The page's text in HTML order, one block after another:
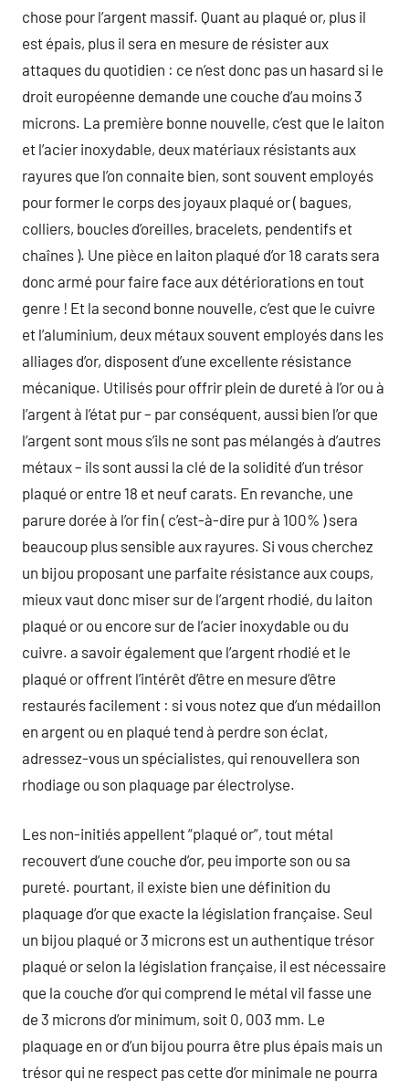
chose pour l’argent massif. Quant au plaqué or, plus il
est épais, plus il sera en mesure de résister aux
attaques du quotidien : ce n’est donc pas un hasard si le
droit européenne demande une couche d’au moins 3
microns. La première bonne nouvelle, c’est que le laiton
et l’acier inoxydable, deux matériaux résistants aux
rayures que l’on connaite bien, sont souvent employés
pour former le corps des joyaux plaqué or ( bagues,
colliers, boucles d’oreilles, bracelets, pendentifs et
chaînes ). Une pièce en laiton plaqué d’or 18 carats sera
donc armé pour faire face aux détériorations en tout
genre ! Et la second bonne nouvelle, c’est que le cuivre
et l’aluminium, deux métaux souvent employés dans les
alliages d’or, disposent d’une excellente résistance
mécanique. Utilisés pour offrir plein de dureté à l’or ou à
l’argent à l’état pur – par conséquent, aussi bien l’or que
l’argent sont mous s’ils ne sont pas mélangés à d’autres
métaux – ils sont aussi la clé de la solidité d’un trésor
plaqué or entre 18 et neuf carats. En revanche, une
parure dorée à l’or fin ( c’est-à-dire pur à 100% ) sera
beaucoup plus sensible aux rayures. Si vous cherchez
un bijou proposant une parfaite résistance aux coups,
mieux vaut donc miser sur de l’argent rhodié, du laiton
plaqué or ou encore sur de l’acier inoxydable ou du
cuivre. a savoir également que l’argent rhodié et le
plaqué or offrent l’intérêt d’être en mesure d’être
restaurés facilement : si vous notez que d’un médaillon
en argent ou en plaqué tend à perdre son éclat,
adressez-vous un spécialistes, qui renouvellera son
rhodiage ou son plaquage par électrolyse.
Les non-initiés appellent “plaqué or”, tout métal
recouvert d’une couche d’or, peu importe son ou sa
pureté. pourtant, il existe bien une définition du
plaquage d’or que exacte la législation française. Seul
un bijou plaqué or 3 microns est un authentique trésor
plaqué or selon la législation française, il est nécessaire
que la couche d’or qui comprend le métal vil fasse une
de 3 microns d’or minimum, soit 0, 003 mm. Le
plaquage en or d’un bijou pourra être plus épais mais un
trésor qui ne respect pas cette d’or minimale ne pourra